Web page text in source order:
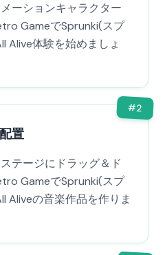
ーションキャラクター
GameでSprunki(スプ
Alive体験を始めましょ
#2
置
テージにドラッグ＆ド
GameでSprunki(スプ
Aliveの音楽作品を作りま